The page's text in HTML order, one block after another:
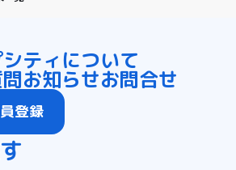
ティについて
お知らせお問合せ
登録